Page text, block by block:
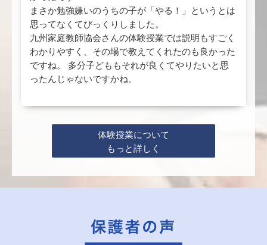
まさか勉強嫌いのうちの子が「やる！」というとは
思ってなくてびっくりしました。
九州家庭教師協会さんの体験授業では説明もすごく
わかりやすく、その場で教えてくれたのも良かった
ですね。 多分子どももそれが良くてやりたいと思
ったんじゃないですかね。
体験授業について
もっと詳しく